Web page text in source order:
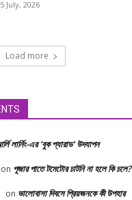
July, 2026
Load more
লার্নিং-এর ‘বুক প্যারাড’ উদযাপন
on পূজার পাতে টমেটোর চাটনি না হলে কি চলে?
on ভালোবাসা দিবসে প্রিয়জনকে কী উপহার